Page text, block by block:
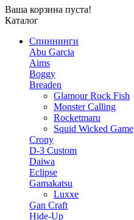
Ваша корзина пуста!
Каталог
Спиннинги
Abu Garcia
Aims
Boggy
Breaden
Glamour Rock Fish
Monster Calling
Rocketmaru
Squid Wicked Game
Crony
D-3 Custom
Daiwa
Eclipse
Gamakatsu
Luxxe
Gan Craft
Hide-Up